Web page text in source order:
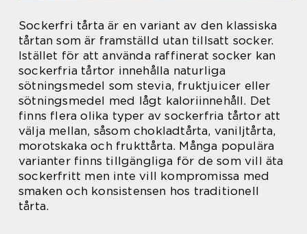
Sockerfri tårta är en variant av den klassiska
tårtan som är framställd utan tillsatt socker.
Istället för att använda raffinerat socker kan
sockerfria tårtor innehålla naturliga
sötningsmedel som stevia, fruktjuicer eller
sötningsmedel med lågt kaloriinnehåll. Det
finns flera olika typer av sockerfria tårtor att
välja mellan, såsom chokladtårta, vaniljtårta,
morotskaka och frukttårta. Många populära
varianter finns tillgängliga för de som vill äta
sockerfritt men inte vill kompromissa med
smaken och konsistensen hos traditionell
tårta.